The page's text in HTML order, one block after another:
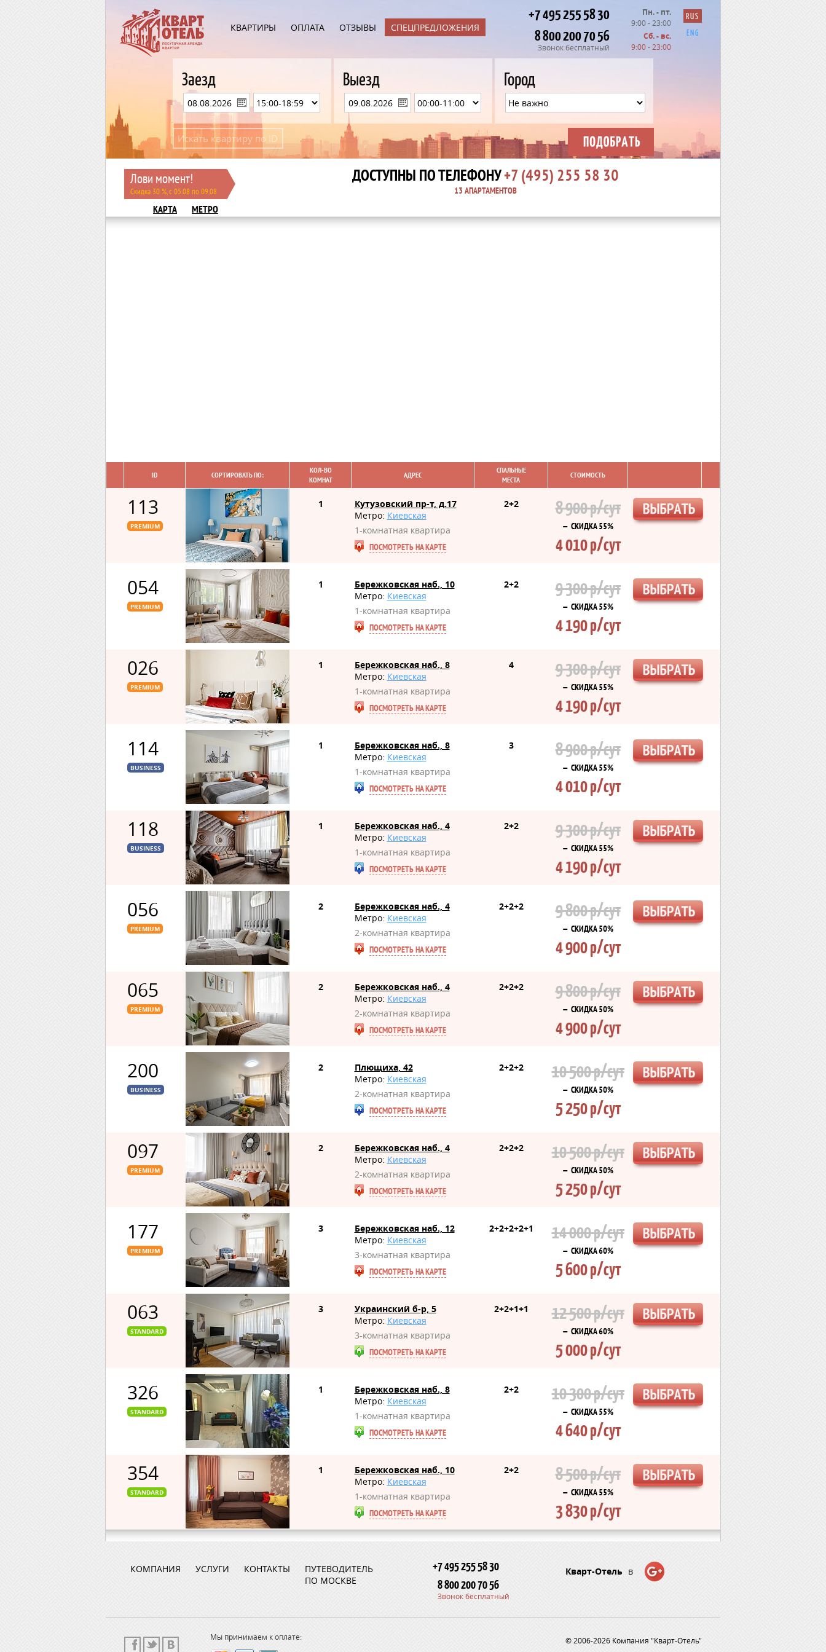
КВАРТИРЫ ОПЛАТА ОТЗЫВЫ СПЕЦПРЕДЛОЖЕНИЯ
+7 495 255 58 30
8 800 200 70 56
Звонок бесплатный
Пн. - пт.
9:00 - 23:00
Сб. - вс.
9:00 - 23:00
RUS
ENG
Заезд Выезд Город
Лови момент!
Скидка 30 %, с 05.08 по 09.08
ДОСТУПНЫ ПО ТЕЛЕФОНУ+7 (495) 255 58 30
13 АПАРТАМЕНТОВ
КАРТА МЕТРО
ID СОРТИРОВАТЬ ПО:
КОЛ-ВО
КОМНАТ
АДРЕС
СПАЛЬНЫЕ
МЕСТА
СТОИМОСТЬ
113
PREMIUM
1
Кутузовский пр-т, д.17
Метро: Киевская
1-комнатная квартира
ПОСМОТРЕТЬ НА КАРТЕ
2+2 8 900 р/сут
— СКИДКА 55%
4 010 р/сут
054
PREMIUM
1
Бережковская наб., 10
Метро: Киевская
1-комнатная квартира
ПОСМОТРЕТЬ НА КАРТЕ
2+2 9 300 р/сут
— СКИДКА 55%
4 190 р/сут
026
PREMIUM
1
Бережковская наб., 8
Метро: Киевская
1-комнатная квартира
ПОСМОТРЕТЬ НА КАРТЕ
4 9 300 р/сут
— СКИДКА 55%
4 190 р/сут
114
BUSINESS
1
Бережковская наб., 8
Метро: Киевская
1-комнатная квартира
ПОСМОТРЕТЬ НА КАРТЕ
3 8 900 р/сут
— СКИДКА 55%
4 010 р/сут
118
BUSINESS
1
Бережковская наб., 4
Метро: Киевская
1-комнатная квартира
ПОСМОТРЕТЬ НА КАРТЕ
2+2 9 300 р/сут
— СКИДКА 55%
4 190 р/сут
056
PREMIUM
2
Бережковская наб., 4
Метро: Киевская
2-комнатная квартира
ПОСМОТРЕТЬ НА КАРТЕ
2+2+2 9 800 р/сут
— СКИДКА 50%
4 900 р/сут
065
PREMIUM
2
Бережковская наб., 4
Метро: Киевская
2-комнатная квартира
ПОСМОТРЕТЬ НА КАРТЕ
2+2+2 9 800 р/сут
— СКИДКА 50%
4 900 р/сут
200
BUSINESS
2
Плющиха, 42
Метро: Киевская
2-комнатная квартира
ПОСМОТРЕТЬ НА КАРТЕ
2+2+2 10 500 р/сут
— СКИДКА 50%
5 250 р/сут
097
PREMIUM
2
Бережковская наб., 4
Метро: Киевская
2-комнатная квартира
ПОСМОТРЕТЬ НА КАРТЕ
2+2+2 10 500 р/сут
— СКИДКА 50%
5 250 р/сут
177
PREMIUM
3
Бережковская наб., 12
Метро: Киевская
3-комнатная квартира
ПОСМОТРЕТЬ НА КАРТЕ
2+2+2+2+1 14 000 р/сут
— СКИДКА 60%
5 600 р/сут
063
STANDARD
3
Украинский б-р, 5
Метро: Киевская
3-комнатная квартира
ПОСМОТРЕТЬ НА КАРТЕ
2+2+1+1 12 500 р/сут
— СКИДКА 60%
5 000 р/сут
326
STANDARD
1
Бережковская наб., 8
Метро: Киевская
1-комнатная квартира
ПОСМОТРЕТЬ НА КАРТЕ
2+2 10 300 р/сут
— СКИДКА 55%
4 640 р/сут
354
STANDARD
1
Бережковская наб., 10
Метро: Киевская
1-комнатная квартира
ПОСМОТРЕТЬ НА КАРТЕ
2+2 8 500 р/сут
— СКИДКА 55%
3 830 р/сут
КОМПАНИЯ УСЛУГИ КОНТАКТЫ
ПУТЕВОДИТЕЛЬ
ПО МОСКВЕ
+7 495 255 58 30
8 800 200 70 56
Звонок бесплатный
Кварт-Отель в
Мы принимаем к оплате: © 2006-2026 Компания "Кварт-Отель"